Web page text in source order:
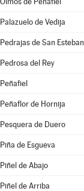
Palazuelo de Vedija
Pedrajas de San Esteban
Pedrosa del Rey
Peñafiel
Peñaflor de Hornija
Pesquera de Duero
Piña de Esgueva
Piñel de Abajo
Piñel de Arriba